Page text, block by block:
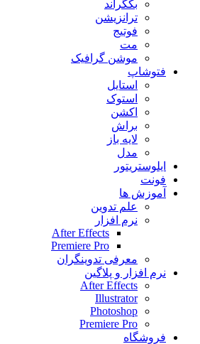
بکگراند
ترانزیشن
فوتیج
مت
موشن گرافیک
فتوشاپ
استایل
استوک
اکشن
براش
لایه باز
مدل
ایلوستریتور
فونت
آموزش ها
علم تدوین
نرم افزار
After Effects
Premiere Pro
معرفی تدوینگران
نرم افزار و پلاگین
After Effects
Illustrator
Photoshop
Premiere Pro
فروشگاه